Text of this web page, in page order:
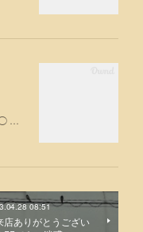
…
08:51
店ありがとうござい